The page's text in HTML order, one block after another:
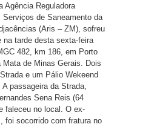
Agência Reguladora
Serviços de Saneamento da
(Aris – ZM), sofreu
na tarde desta sexta-feira
482, km 186, em Porto
Mata de Minas Gerais. Dois
e um Pálio Wekeend
A passageira da Strada,
Sena Reis (64
faleceu no local. O ex-
foi socorrido com fratura no